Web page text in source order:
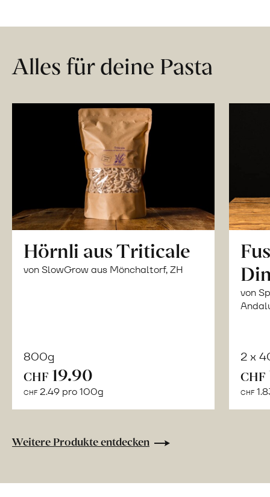
Alles für deine Pasta
Hörnli aus Triticale
von SlowGrow aus Mönchaltorf, ZH
800g
CHF 19.90
CHF 2.49 pro 100g
von
2 x
CHF
CHF
Weitere Produkte entdecken